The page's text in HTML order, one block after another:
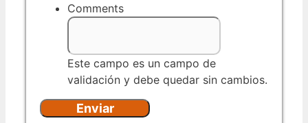
Comments
Este campo es un campo de
validación y debe quedar sin cambios.